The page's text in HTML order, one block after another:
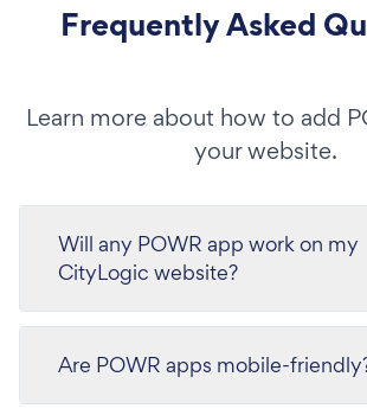
Frequently Asked
Learn more about how to add
your website.
Will any POWR app work on my
CityLogic website?
Are POWR apps mobile-